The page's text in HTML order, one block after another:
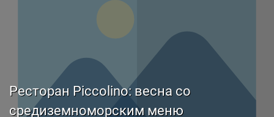
Ресторан Piccolino: весна со
средиземноморским меню